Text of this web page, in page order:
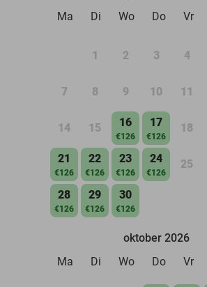
Ma
Di Wo Do Vr
1 2 3 4
7 8 9 10 11
14 15 16
€126
17
€126
18
21
€126
22
€126
23
€126
24
€126
25
28
€126
29
€126
30
€126
oktober 2026
Ma
Di Wo Do Vr